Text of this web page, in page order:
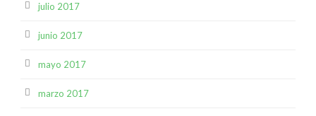
julio 2017
junio 2017
mayo 2017
marzo 2017